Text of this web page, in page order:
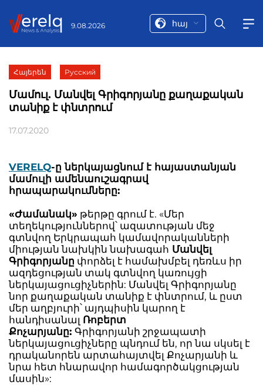
9.08.2026 հայ
Հայերեն Русский
Մամուլ. Մանվել Գրիգորյանը քաղաքական
տանիք է փնտրում
17.07.2020
VERELQ-ը ներկայացնում է հայաստանյան
մամուլի ամենաուշագրավ
հրապարակումները:
«Ժամանակ» թերթը գրում է. «Մեր
տեղեկություններով՝ ազատության մեջ
գտնվող Երկրապահ կամավորականների
միության նախկին նախագահ Մանվել
Գրիգորյանը փորձել է համախմբել դեռևս իր
ազդեցության տակ գտնվող կառույցի
ներկայացուցիչներին: Մանվել Գրիգորյանը
նոր քաղաքական տանիք է փնտրում, և ըստ
մեր աղբյուրի՝ այդպիսին կարող է
հանդիսանալ Ռոբերտ
Քոչարյանը: Գրիգորյանի շրջապատի
ներկայացուցիչները պնդում են, որ նա սկսել է
դրականորեն արտահայտվել Քոչարյանի և
նրա հետ հնարավոր համագործակցության
մասին»: